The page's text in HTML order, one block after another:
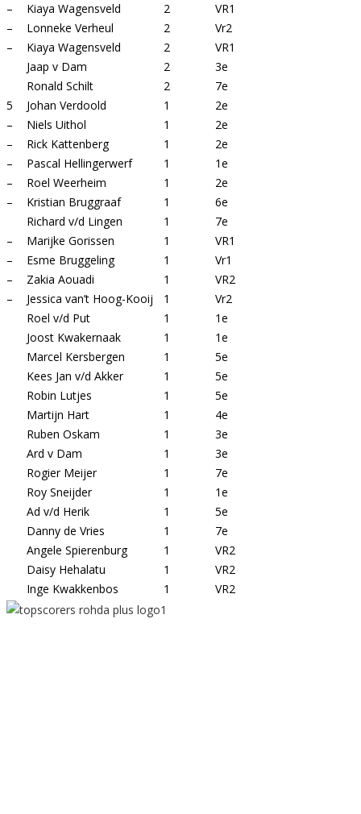
–
Kiaya Wagensveld 2
VR1
–
Lonneke Verheul 2
Vr2
–
Kiaya Wagensveld 2
VR1
Jaap v Dam
2
3e
Ronald Schilt
2
7e
5
Johan Verdoold 1
2e
–
Niels Uithol 1
2e
–
Rick Kattenberg 1
2e
–
Pascal Hellingerwerf 1
1e
–
Roel Weerheim 1
2e
–
Kristian Bruggraaf 1
6e
Richard v/d Lingen
1
7e
–
Marijke Gorissen 1
VR1
–
Esme Bruggeling 1
Vr1
–
Zakia Aouadi 1
VR2
–
Jessica van’t Hoog-Kooij 1
Vr2
Roel v/d Put
1
1e
Joost Kwakernaak
1
1e
Marcel Kersbergen
1
5e
Kees Jan v/d Akker
1
5e
Robin Lutjes
1
5e
Martijn Hart
1
4e
Ruben Oskam
1
3e
Ard v Dam
1
3e
Rogier Meijer
1
7e
Roy Sneijder
1
1e
Ad v/d Herik
1
5e
Danny de Vries
1
7e
Angele Spierenburg
1
VR2
Daisy Hehalatu
1
VR2
Inge Kwakkenbos
1 VR2